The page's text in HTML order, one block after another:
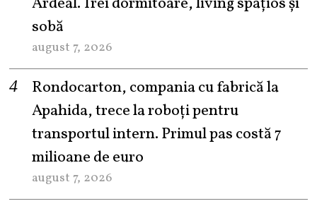
sobă
august 7, 2026
Rondocarton, compania cu fabrică la
Apahida, trece la roboți pentru
transportul intern. Primul pas costă 7
milioane de euro
august 7, 2026